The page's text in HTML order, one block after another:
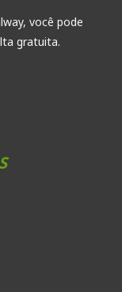
você pode
gratuita.